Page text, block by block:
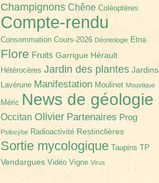
Champignons Chêne Coléoptères
Compte-rendu
Consommation Cours-2026 Déontologie Etna
Flore Fruits Garrigue Hérault
Hétérocères Jardin des plantes Jardins
Lavérune Manifestation Moulinet Moustique
Méric News de géologie
Occitan Olivier Partenaires Prog
Psilocybe Radioactivité Restinclières
Sortie mycologique Taupins TP
Vendargues Vidéo Vigne Virus